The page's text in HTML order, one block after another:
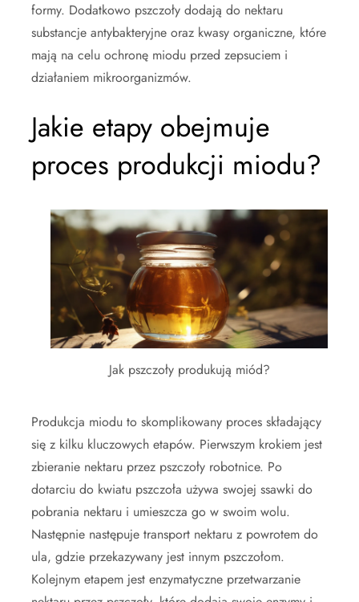
formy. Dodatkowo pszczoły dodają do nektaru
substancje antybakteryjne oraz kwasy organiczne, które
mają na celu ochronę miodu przed zepsuciem i
działaniem mikroorganizmów.
Jakie etapy obejmuje
proces produkcji miodu?
Jak pszczoły produkują miód?
Produkcja miodu to skomplikowany proces składający
się z kilku kluczowych etapów. Pierwszym krokiem jest
zbieranie nektaru przez pszczoły robotnice. Po
dotarciu do kwiatu pszczoła używa swojej ssawki do
pobrania nektaru i umieszcza go w swoim wolu.
Następnie następuje transport nektaru z powrotem do
ula, gdzie przekazywany jest innym pszczołom.
Kolejnym etapem jest enzymatyczne przetwarzanie